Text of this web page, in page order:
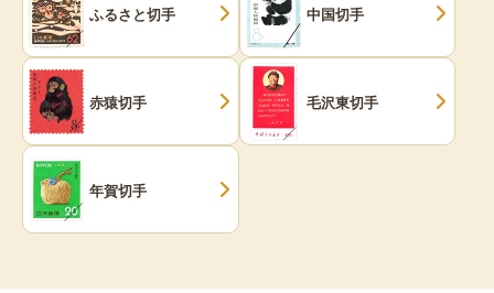
ふるさと切手 中国切手
赤猿切手 毛沢東切手
年賀切手